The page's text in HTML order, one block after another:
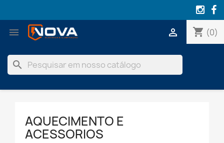
 shopping_cart (0)

search
AQUECIMENTO E
ACESSORIOS